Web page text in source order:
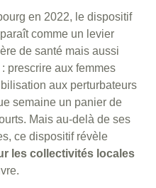
en 2022, le dispositif
comme un levier
de santé mais aussi
prescrire aux femmes
aux perturbateurs
semaine un panier de
Mais au-delà de ses
ce dispositif révèle
les collectivités locales